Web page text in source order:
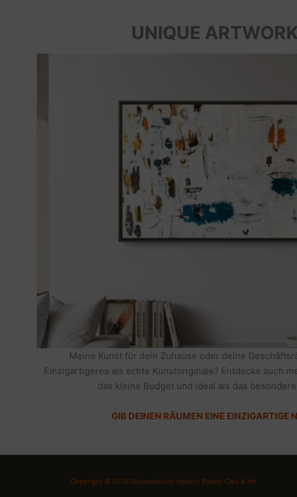
UNIQUE
Meine Kunst für dein Zuhause oder deine
Einzigartigeres als echte Kunstoriginale? Entdecke auch
das kleine Budget und ideal als das
GIB DEINEN RÄUMEN EINE EINZIGARTIGE
Copyright © 2026 Stylepeacock: Interior, Plants, Cats & Art